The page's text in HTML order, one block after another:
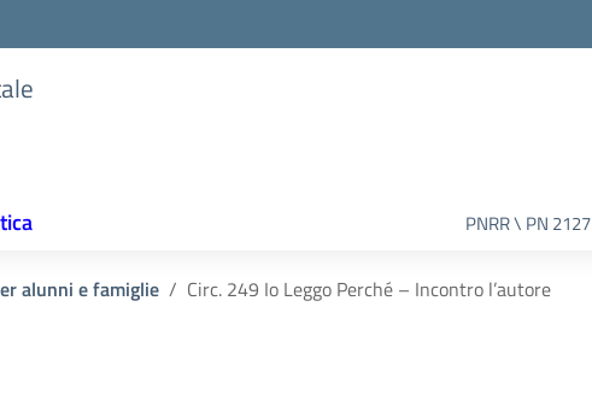
PNRR \ PN 2127
alunni e famiglie Circ. 249 Io Leggo Perché – Incontro l’autore